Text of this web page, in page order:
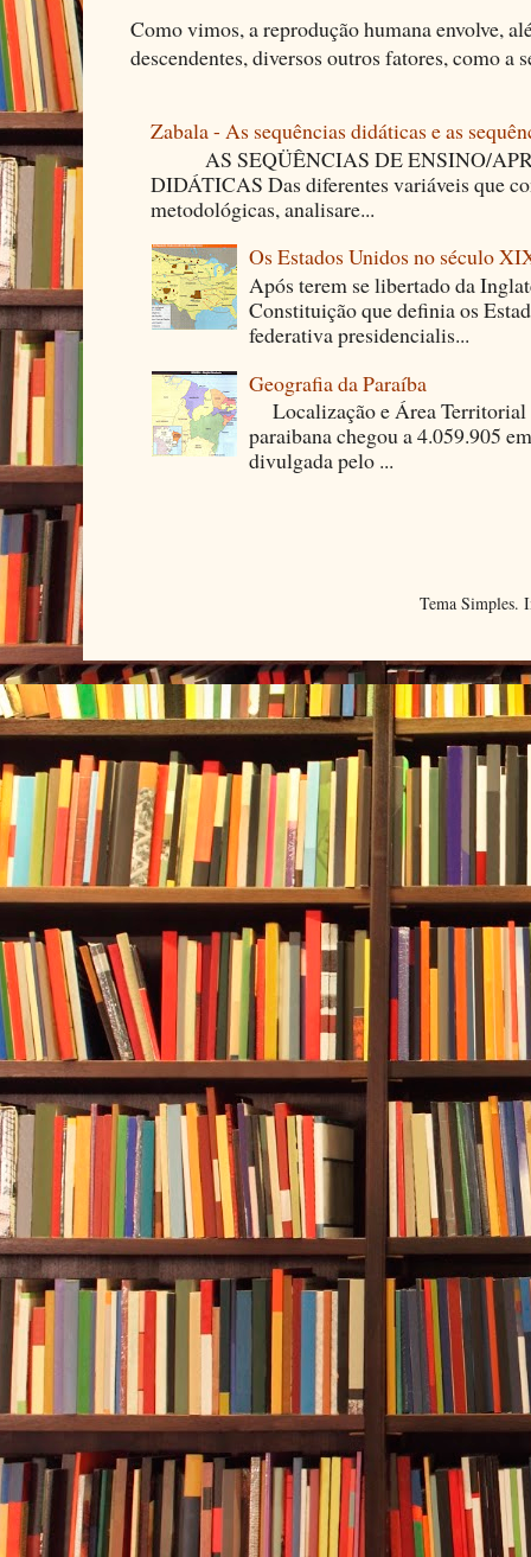
Como vimos, a reprodução humana envolve,
descendentes, diversos outros fatores, como a
Zabala - As sequências didáticas e as
AS SEQÜÊNCIAS DE ENSINO/
DIDÁTICAS Das diferentes variáveis que
metodológicas, analisare...
Os Estados Unidos no século
Após terem se libertado da
Constituição que definia os
federativa presidencialis...
Geografia da Paraíba
Localização e Área
paraibana chegou a 4.059.905
divulgada pelo ...
Tema Simples.